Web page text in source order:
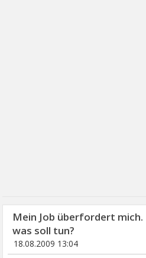
Mein Job überfordert mich.
was soll tun?
18.08.2009 13:04